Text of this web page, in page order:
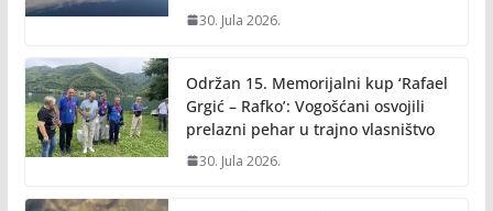
30. Jula 2026.
Održan 15. Memorijalni kup ‘Rafael
Grgić – Rafko’: Vogošćani osvojili
prelazni pehar u trajno vlasništvo
30. Jula 2026.